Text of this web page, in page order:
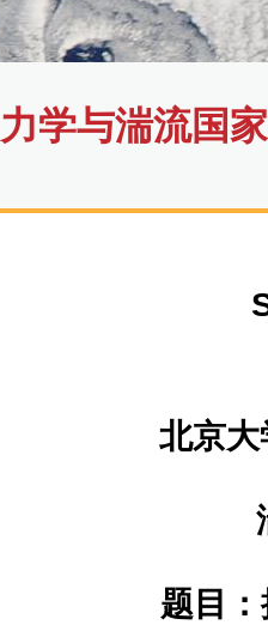
力学与湍流国
北京大
湍
题目